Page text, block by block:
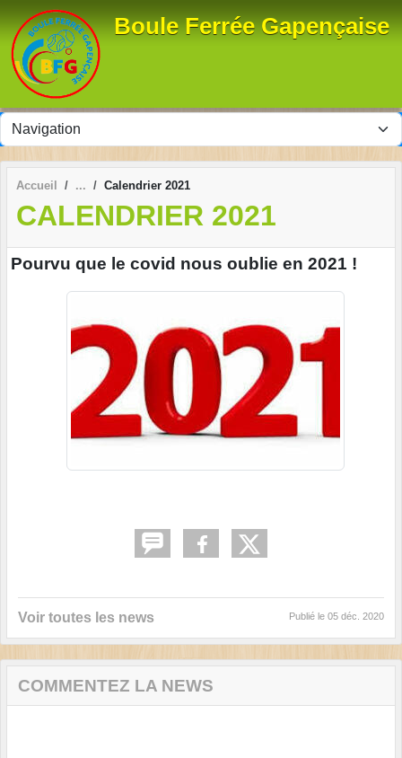
Boule Ferrée Gapençaise
Accueil Calendrier 2021
CALENDRIER 2021
Pourvu que le covid nous oublie en 2021 !
Voir toutes les news Publié le 05 déc. 2020
COMMENTEZ LA NEWS
Panneau de gestion des cookies